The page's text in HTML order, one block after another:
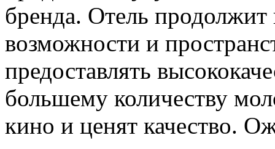
бренда. Отель
возможности и
предоставлять
большему количеству
кино и ценят качество.